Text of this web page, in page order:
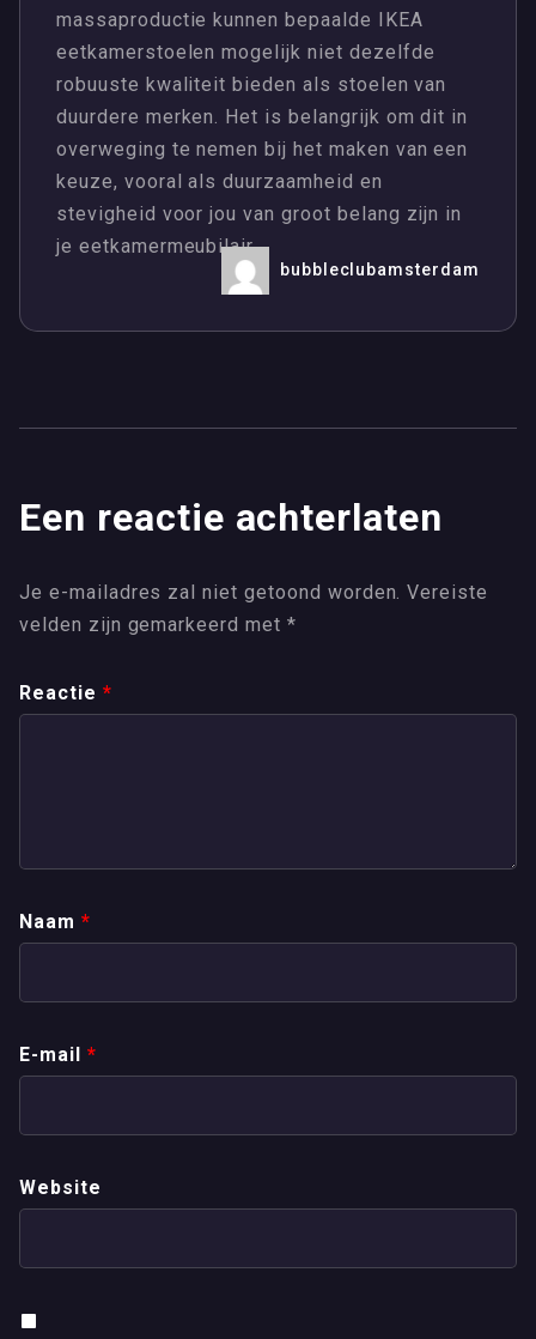
massaproductie kunnen bepaalde IKEA
eetkamerstoelen mogelijk niet dezelfde
robuuste kwaliteit bieden als stoelen van
duurdere merken. Het is belangrijk om dit in
overweging te nemen bij het maken van een
keuze, vooral als duurzaamheid en
stevigheid voor jou van groot belang zijn in
je eetkamermeubilair.
bubbleclubamsterdam
Een reactie achterlaten
Je e-mailadres zal niet getoond worden. Vereiste
velden zijn gemarkeerd met *
Reactie *
Naam *
E-mail *
Website